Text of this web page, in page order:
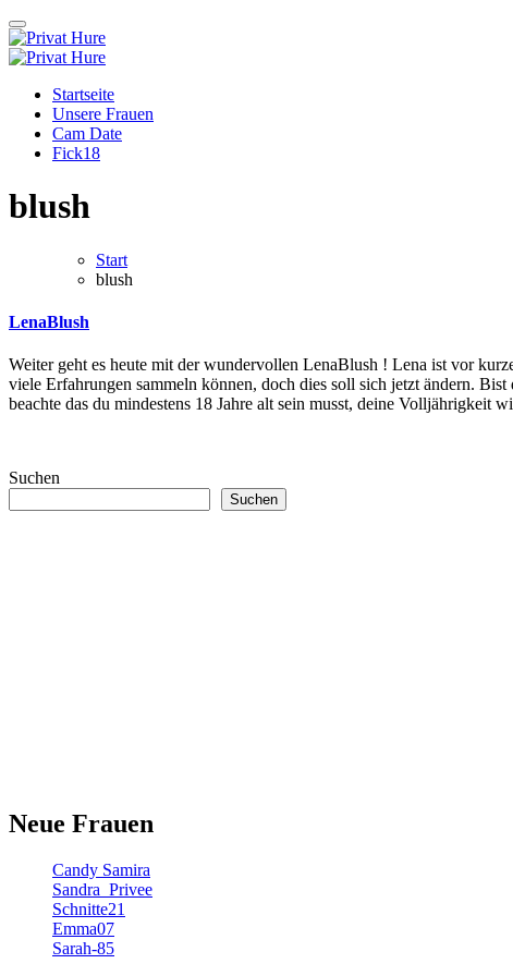
Zum
Inhalt
springen
Privat Hure
Privat Hure
Auch in deiner Nachbarschaft
Startseite
Unsere Frauen
Cam Date
Fick18
blush
Start
blush
LenaBlush
Weiter geht es heute mit der wundervollen LenaBlush ! Lena ist vor kurzem erst 19 Jahre alt geworden und ist noch relativ frisch in der Community angemeldet. Die junge Singledame hat bisher noch nicht sehr
viele Erfahrungen sammeln können, doch dies soll sich jetzt ändern.
beachte das du mindestens 18 Jahre alt sein musst, deine
Suchen
Suchen
Neue Frauen
Candy Samira
Sandra_Privee
Schnitte21
Emma07
Sarah-85